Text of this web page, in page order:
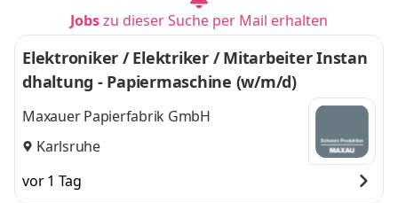
Jobszu dieser Suche per Mail erhalten
Elektroniker / Elektriker / Mitarbeiter Instan
dhaltung - Papiermaschine (w/m/d)
Maxauer Papierfabrik GmbH
Karlsruhe
vor 1 Tag